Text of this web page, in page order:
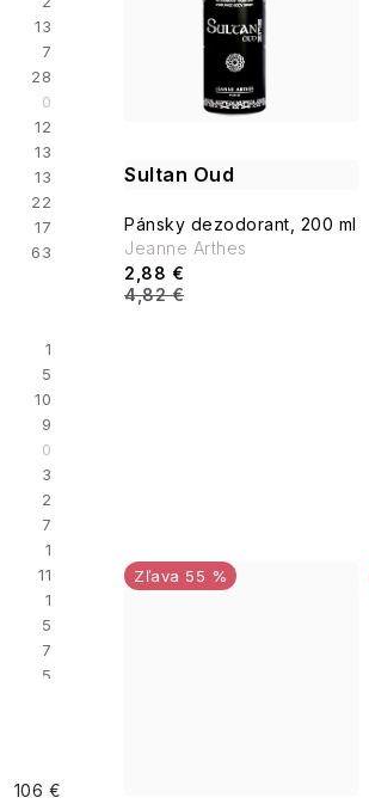
13
7
28
0
12
13
13
22
17
63
11
7
2
8
1
5
10
9
0
3
2
7
1
11
1
5
7
5
106 €
p
r
o
v
p
r
o
d
v
Sultan Oud
Pánsky dezodorant, 200 ml
2,88 €
4,82 €
Jeanne Arthes
55 %